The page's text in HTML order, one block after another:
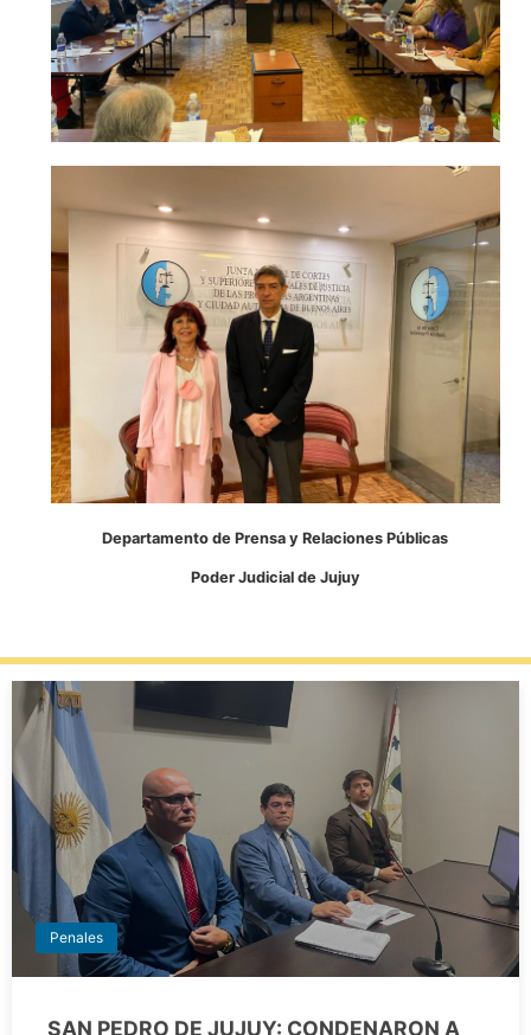
Departamento de Prensa y Relaciones Públicas
Poder Judicial de Jujuy
Penales
SAN PEDRO DE JUJUY: CONDENARON A